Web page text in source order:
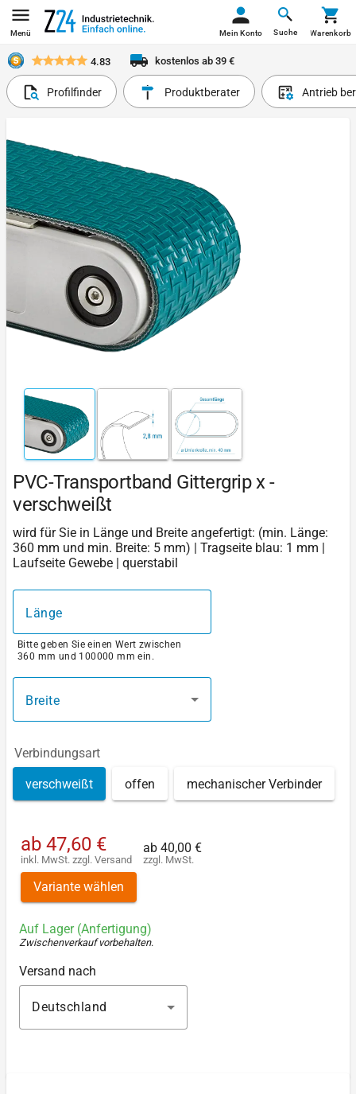
Menü Suche
Mein Konto Warenkorb
4.83 kostenlos ab 39 €
Profilfinder Produktberater Antrieb
PVC-Transportband Gittergrip x -
verschweißt
wird für Sie in Länge und Breite angefertigt: (min. Länge:
360 mm und min. Breite: 5 mm) | Tragseite blau: 1 mm |
Laufseite Gewebe | querstabil
Länge
Bitte geben Sie einen Wert zwischen
360 mm und 100000 mm ein.
Breite
Verbindungsart
verschweißt offen mechanischer Verbinder
ab 47,60 €
inkl. MwSt. zzgl. Versand
ab 40,00 €
zzgl. MwSt.
Variante wählen
Auf Lager (Anfertigung)
Zwischenverkauf vorbehalten.
Versand nach
Deutschland